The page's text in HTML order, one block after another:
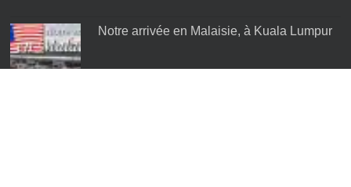
Notre arrivée en Malaisie, à Kuala Lumpur